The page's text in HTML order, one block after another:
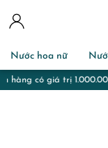
Nước hoa nữ
Miễn phí gói